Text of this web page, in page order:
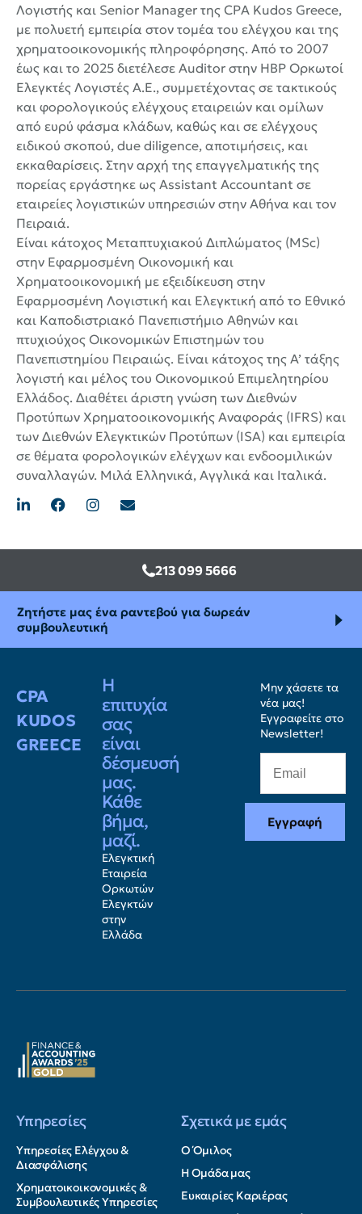
Λογιστής και Senior Manager της CPA Kudos Greece,
με πολυετή εμπειρία στον τομέα του ελέγχου και της
χρηματοοικονομικής πληροφόρησης. Από το 2007
έως και το 2025 διετέλεσε Auditor στην HBP Ορκωτοί
Ελεγκτές Λογιστές Α.Ε., συμμετέχοντας σε τακτικούς
και φορολογικούς ελέγχους εταιρειών και ομίλων
από ευρύ φάσμα κλάδων, καθώς και σε ελέγχους
ειδικού σκοπού, due diligence, αποτιμήσεις, και
εκκαθαρίσεις. Στην αρχή της επαγγελματικής της
πορείας εργάστηκε ως Assistant Accountant σε
εταιρείες λογιστικών υπηρεσιών στην Αθήνα και τον
Πειραιά.
Είναι κάτοχος Μεταπτυχιακού Διπλώματος (MSc)
στην Εφαρμοσμένη Οικονομική και
Χρηματοοικονομική με εξειδίκευση στην
Εφαρμοσμένη Λογιστική και Ελεγκτική από το Εθνικό
και Καποδιστριακό Πανεπιστήμιο Αθηνών και
πτυχιούχος Οικονομικών Επιστημών του
Πανεπιστημίου Πειραιώς. Είναι κάτοχος της Α’ τάξης
λογιστή και μέλος του Οικονομικού Επιμελητηρίου
Ελλάδος. Διαθέτει άριστη γνώση των Διεθνών
Προτύπων Χρηματοοικονομικής Αναφοράς (IFRS) και
των Διεθνών Ελεγκτικών Προτύπων (ISA) και εμπειρία
σε θέματα φορολογικών ελέγχων και ενδοομιλικών
συναλλαγών. Μιλά Ελληνικά, Αγγλικά και Ιταλικά.
213 099 5666
Ζητήστε μας ένα ραντεβού για δωρεάν
συμβουλευτική
CPA
KUDOS
GREECE
Η
επιτυχία
σας
είναι
δέσμευσή
μας.
Κάθε
βήμα,
μαζί.
Ελεγκτική
Εταιρεία
Ορκωτών
Ελεγκτών
στην
Ελλάδα
Μην χάσετε τα
νέα μας!
Εγγραφείτε στο
Newsletter!
Εγγραφή
Υπηρεσίες
Υπηρεσίες Ελέγχου &
Διασφάλισης
Χρηματοικοικονομικές &
Συμβουλευτικές Υπηρεσίες
Σχετικά με εμάς
Ο Όμιλος
Η Ομάδα μας
Ευκαιρίες Καριέρας